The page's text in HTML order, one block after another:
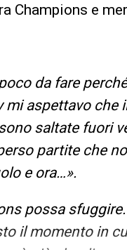
Champions e
da fare
aspettavo che
saltate fuori
partite che
e ora…».
possa
il momento in